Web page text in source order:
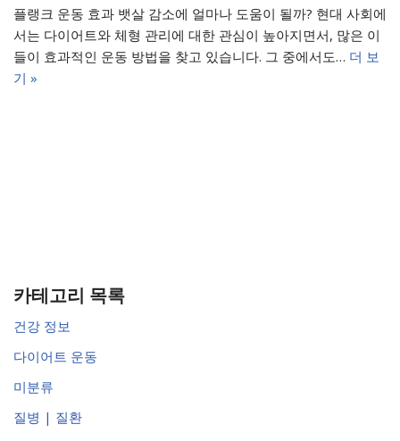
플랭크 운동 효과 뱃살 감소에 얼마나 도움이 될까? 현대 사회에
서는 다이어트와 체형 관리에 대한 관심이 높아지면서, 많은 이
들이 효과적인 운동 방법을 찾고 있습니다. 그 중에서도… 더 보
기 »
카테고리 목록
건강 정보
다이어트 운동
미분류
질병 | 질환